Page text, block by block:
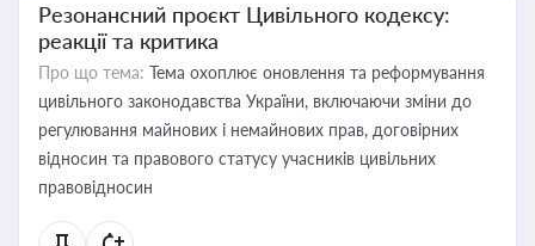
Резонансний проєкт Цивільного кодексу:
реакції та критика
Про що тема: Тема охоплює оновлення та реформування
цивільного законодавства України, включаючи зміни до
регулювання майнових і немайнових прав, договірних
відносин та правового статусу учасників цивільних
правовідносин